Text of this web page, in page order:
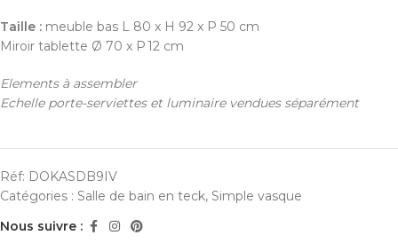
Taille : meuble bas L 80 x H 92 x P 50 cm
Miroir tablette Ø 70 x P 12 cm
Elements à assembler
Echelle porte-serviettes et luminaire vendues séparément
Réf: DOKASDB9IV
Catégories : Salle de bain en teck, Simple vasque
Nous suivre :